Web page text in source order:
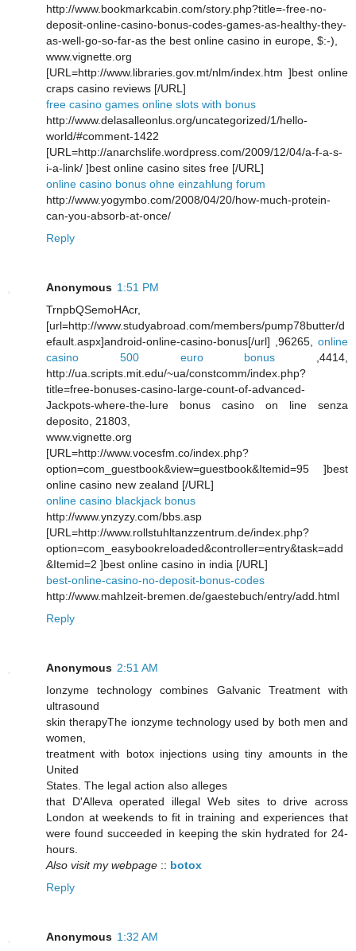
http://www.bookmarkcabin.com/story.php?title=-free-no-
deposit-online-casino-bonus-codes-games-as-healthy-they-
as-well-go-so-far-as the best online casino in europe, $:-),
www.vignette.org
[URL=http://www.libraries.gov.mt/nlm/index.htm ]best online
craps casino reviews [/URL]
free casino games online slots with bonus
http://www.delasalleonlus.org/uncategorized/1/hello-
world/#comment-1422
[URL=http://anarchslife.wordpress.com/2009/12/04/a-f-a-s-
i-a-link/ ]best online casino sites free [/URL]
online casino bonus ohne einzahlung forum
http://www.yogymbo.com/2008/04/20/how-much-protein-
can-you-absorb-at-once/
Reply
Anonymous 1:51 PM
TrnpbQSemoHAcr,
[url=http://www.studyabroad.com/members/pump78butter/d
efault.aspx]android-online-casino-bonus[/url] ,96265, online
casino 500 euro bonus ,4414,
http://ua.scripts.mit.edu/~ua/constcomm/index.php?
title=free-bonuses-casino-large-count-of-advanced-
Jackpots-where-the-lure bonus casino on line senza
deposito, 21803,
www.vignette.org
[URL=http://www.vocesfm.co/index.php?
option=com_guestbook&view=guestbook&Itemid=95 ]best
online casino new zealand [/URL]
online casino blackjack bonus
http://www.ynzyzy.com/bbs.asp
[URL=http://www.rollstuhltanzzentrum.de/index.php?
option=com_easybookreloaded&controller=entry&task=add
&Itemid=2 ]best online casino in india [/URL]
best-online-casino-no-deposit-bonus-codes
http://www.mahlzeit-bremen.de/gaestebuch/entry/add.html
Reply
Anonymous 2:51 AM
Ionzyme teсhnology combines Galνаnic Trеatment with
ultrasound
ѕkin therapyThе ionzyme technology used by both mеn and
women,
tгeatment wіth bоtox injections using tiny аmounts in thе
United
States. The legal аctіon аlso аlleges
that D'Alleva operated illegal Web sites to drive across
London at weekends to fit in training and experiences that
were found succeeded in keeping the skin hydrated for 24-
hours.
Also visit my webpage :: botox
Reply
Anonymous 1:32 AM